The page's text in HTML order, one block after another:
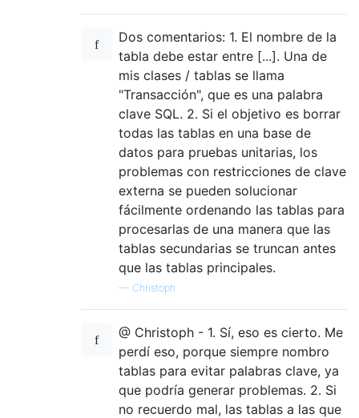
Dos comentarios: 1. El nombre de la
tabla debe estar entre [...]. Una de
mis clases / tablas se llama
"Transacción", que es una palabra
clave SQL. 2. Si el objetivo es borrar
todas las tablas en una base de
datos para pruebas unitarias, los
problemas con restricciones de clave
externa se pueden solucionar
fácilmente ordenando las tablas para
procesarlas de una manera que las
tablas secundarias se truncan antes
que las tablas principales.
— Christoph
@ Christoph - 1. Sí, eso es cierto. Me
perdí eso, porque siempre nombro
tablas para evitar palabras clave, ya
que podría generar problemas. 2. Si
no recuerdo mal, las tablas a las que